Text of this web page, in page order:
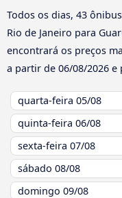
Todos os dias, 43
Rio de Janeiro para
encontrará os preços
a partir de 06/08/2026 e
quarta-feira 05/08
quinta-feira 06/08
sexta-feira 07/08
sábado 08/08
domingo 09/08